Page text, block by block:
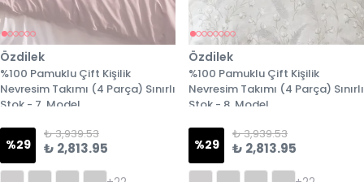
Özdilek
%100 Pamuklu Çift Kişilik
Nevresim Takımı (4 Parça) Sınırlı
Stok - 7. Model
%29
₺ 3,939.53
₺ 2,813.95
Özdilek
%100 Pamuklu Çift Kişilik
Nevresim Takımı (4 Parça) Sınırlı
Stok - 8. Model
%29
₺ 3,939.53
₺ 2,813.95